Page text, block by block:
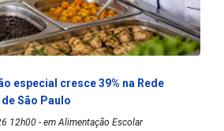
especial cresce 39% na Rede
São Paulo
12h00 - em Alimentação Escolar